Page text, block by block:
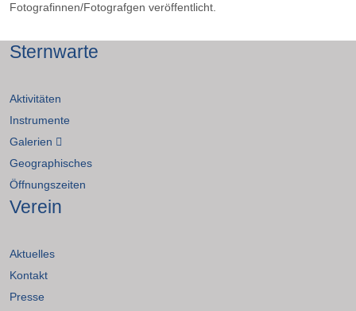
Fotografinnen/Fotografgen veröffentlicht.
Sternwarte
Aktivitäten
Instrumente
Galerien
Geographisches
Öffnungszeiten
Verein
Aktuelles
Kontakt
Presse